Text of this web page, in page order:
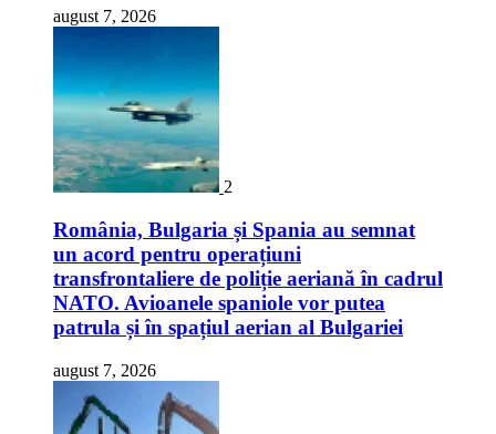
august 7, 2026
2
România, Bulgaria și Spania au semnat
un acord pentru operațiuni
transfrontaliere de poliție aeriană în cadrul
NATO. Avioanele spaniole vor putea
patrula și în spațiul aerian al Bulgariei
august 7, 2026